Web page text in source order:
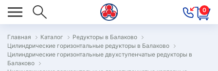
0
Главная Каталог
Редукторы в Балаково
Цилиндрические горизонтальные редукторы в Балаково
Цилиндрические горизонтальные двухступенчатые редукторы в
Балаково